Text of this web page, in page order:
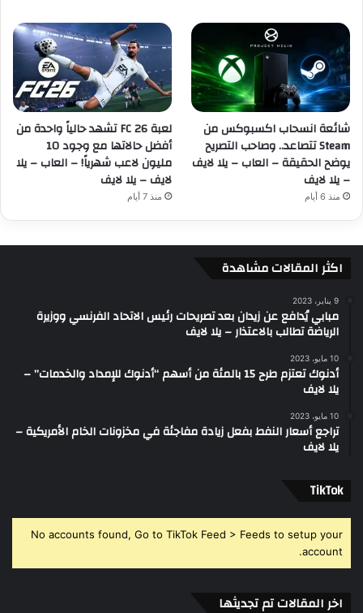
شائعة انسحاب اكسبوكس من
Steam تتصاعد.. وصاحب التصريح
يوضح الحقيقة – العاب – يلا لايف
– يلا لايف
منذ 6 أيام
لعبة FC 26 تشهد حالياً واحدة من
أفضل حالاتها مع وجود 10
مليون لاعب شهرياً! – العاب – يلا
لايف – يلا لايف
منذ 7 أيام
اكثر المقالات مشاهدة
9 يناير، 2023
مبابي يُدافع عن زيدان بعد تصريحات رئيس الاتحاد الفرنسي ووزيرة
الرياضة تطالب بالاعتذار – يلا لايف
10 مايو، 2023
أدنوك تعتزم طرح 15 بالمئة من أسهم “أدنوك للإمداد والخدمات” –
يلا لايف
10 مايو، 2023
تراجع أسعار النفط بفعل زيادة مفاجئة في مخزونات الخام الأمريكية –
يلا لايف
‫TikTok
No accounts found, Go to TikTok Feed > Feeds to setup your
account.
اخر المقالات تم تجديثها